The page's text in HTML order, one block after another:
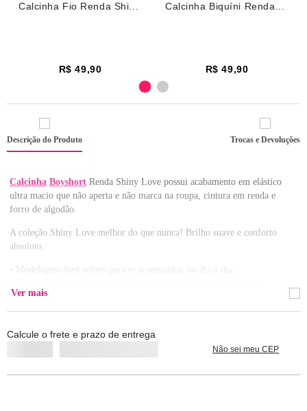
Calcinha Fio Renda Shiny
R$ 49,90
Calcinha Biquíni Renda
R$ 49,90
Descrição do Produto Trocas e Devoluções
Calcinha Boyshort Renda Shiny Love possui acabamento em elástico
ultra macio que não aperta e não marca na roupa, cintura em renda e
forro de algodão.
A coleção Shiny Love melhor do que nunca! Brilho suave e conforto
absoluto.
• Modelagens best sellers para te acompanhar no dia a dia;
garantido;
• Linha reformulada ainda mais irresistível!
Composição: Corpo 86% Poliamida / 14% Elastano / Renda Cintura 98
Ver mais
Calcule o frete e prazo de entrega
Não sei meu CEP